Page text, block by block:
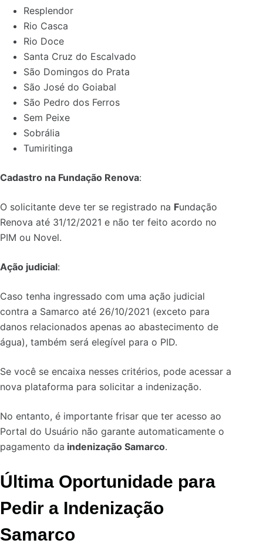
Resplendor
Rio Casca
Rio Doce
Santa Cruz do Escalvado
São Domingos do Prata
São José do Goiabal
São Pedro dos Ferros
Sem Peixe
Sobrália
Tumiritinga
Cadastro na Fundação Renova:
O solicitante deve ter se registrado na Fundação
Renova até 31/12/2021 e não ter feito acordo no
PIM ou Novel.
Ação judicial:
Caso tenha ingressado com uma ação judicial
contra a Samarco até 26/10/2021 (exceto para
danos relacionados apenas ao abastecimento de
água), também será elegível para o PID.
Se você se encaixa nesses critérios, pode acessar a
nova plataforma para solicitar a indenização.
No entanto, é importante frisar que ter acesso ao
Portal do Usuário não garante automaticamente o
pagamento da indenização Samarco.
Última Oportunidade para
Pedir a Indenização
Samarco